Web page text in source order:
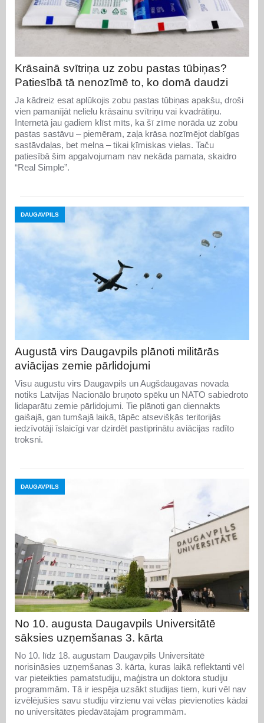
Krāsainā svītriņa uz zobu pastas tūbiņas?
Patiesībā tā nenozīmē to, ko domā daudzi
Ja kādreiz esat aplūkojis zobu pastas tūbiņas apakšu, droši
vien pamanījāt nelielu krāsainu svītriņu vai kvadrātiņu.
Internetā jau gadiem klīst mīts, ka šī zīme norāda uz zobu
pastas sastāvu – piemēram, zaļa krāsa nozīmējot dabīgas
sastāvdaļas, bet melna – tikai ķīmiskas vielas. Taču
patiesībā šim apgalvojumam nav nekāda pamata, skaidro
“Real Simple”.
DAUGAVPILS
Augustā virs Daugavpils plānoti militārās
aviācijas zemie pārlidojumi
Visu augustu virs Daugavpils un Augšdaugavas novada
notiks Latvijas Nacionālo bruņoto spēku un NATO sabiedroto
lidaparātu zemie pārlidojumi. Tie plānoti gan diennakts
gaišajā, gan tumšajā laikā, tāpēc atsevišķās teritorijās
iedzīvotāji īslaicīgi var dzirdēt pastiprinātu aviācijas radīto
troksni.
DAUGAVPILS
No 10. augusta Daugavpils Universitātē
sāksies uzņemšanas 3. kārta
No 10. līdz 18. augustam Daugavpils Universitātē
norisināsies uzņemšanas 3. kārta, kuras laikā reflektanti vēl
var pieteikties pamatstudiju, maģistra un doktora studiju
programmām. Tā ir iespēja uzsākt studijas tiem, kuri vēl nav
izvēlējušies savu studiju virzienu vai vēlas pievienoties kādai
no universitātes piedāvātajām programmām.